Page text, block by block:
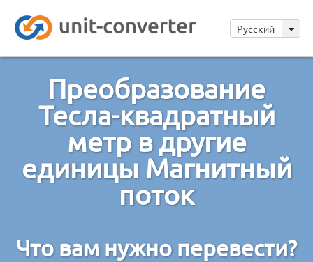
Русский
Преобразование
Тесла-квадратный
метр в другие
единицы Магнитный
поток
Что вам нужно перевести?